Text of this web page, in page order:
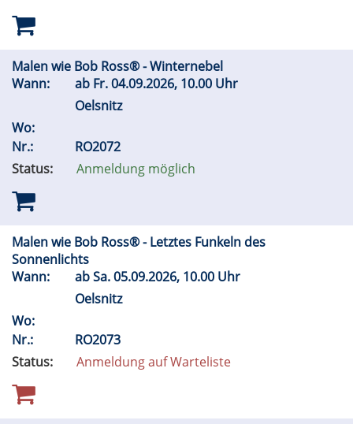
Malen wie Bob Ross® - Winternebel
Wann:
ab Fr.04.09.2026, 10.00 Uhr
Oelsnitz
Wo:
Nr.:
RO2072
Status:
Anmeldung möglich
Malen wie Bob Ross® - Letztes Funkeln des
Sonnenlichts
Wann:
abSa.05.09.2026, 10.00 Uhr
Oelsnitz
Wo:
Nr.:
RO2073
Status:
Anmeldung auf Warteliste